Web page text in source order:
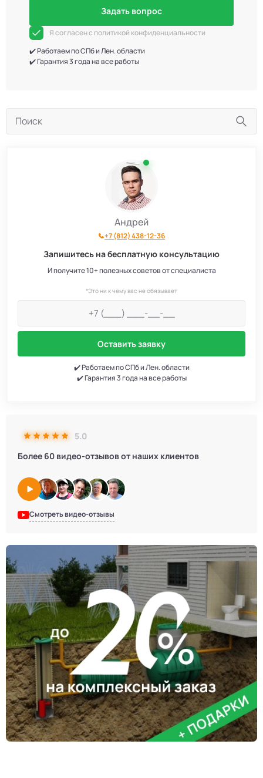
Андрей
+7 (812) 438-12-36
Запишитесь на бесплатную консультацию
И получите 10+ полезных советов от специалиста
*Это ни к чему вас не обязывает
Оставить заявку
✔️ Работаем по СПб и Лен. области
✔️ Гарантия 3 года на все работы
5.0
Более 60 видео-отзывов от наших клиентов
Смотреть видео-отзывы
Задать вопрос
Я согласен с политикой конфиденциальности
✔️ Работаем по СПб и Лен. области
✔️ Гарантия 3 года на все работы